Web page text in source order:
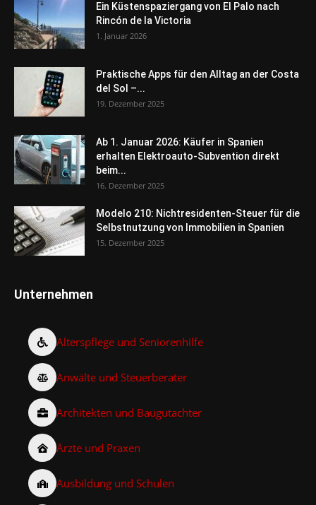
Ein Küstenspaziergang von El Palo nach
Rincón de la Victoria
1. Januar 2026
Praktische Apps für den Alltag an der Costa
del Sol –...
19. Dezember 2025
Ab 1. Januar 2026: Käufer in Spanien
erhalten Elektroauto-Subvention direkt
beim...
16. Dezember 2025
Modelo 210: Nichtresidenten-Steuer für die
Selbstnutzung von Immobilien in Spanien
15. Dezember 2025
Unternehmen
Alterspflege und Seniorenhilfe
Anwälte und Steuerberater
Architekten und Baugutachter
Ärzte und Praxen
Ausbildung und Schulen